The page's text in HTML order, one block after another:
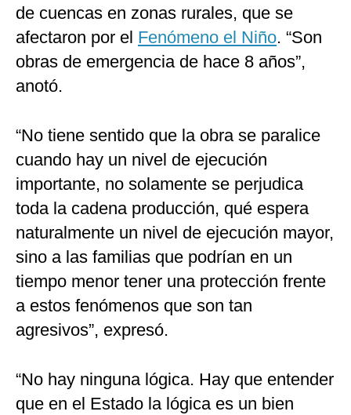
de cuencas en zonas rurales, que se
afectaron por el Fenómeno el Niño. “Son
obras de emergencia de hace 8 años”,
anotó.
“No tiene sentido que la obra se paralice
cuando hay un nivel de ejecución
importante, no solamente se perjudica
toda la cadena producción, qué espera
naturalmente un nivel de ejecución mayor,
sino a las familias que podrían en un
tiempo menor tener una protección frente
a estos fenómenos que son tan
agresivos”, expresó.
“No hay ninguna lógica. Hay que entender
que en el Estado la lógica es un bien